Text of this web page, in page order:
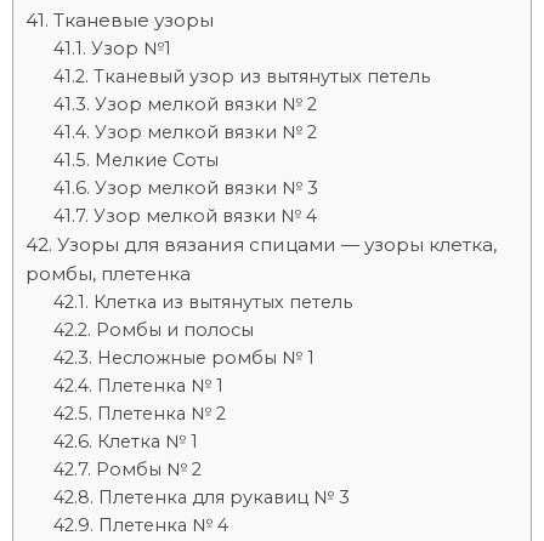
Тканевые узоры
Узор №1
Тканевый узор из вытянутых петель
Узор мелкой вязки № 2
Узор мелкой вязки № 2
Мелкие Соты
Узор мелкой вязки № 3
Узор мелкой вязки № 4
Узоры для вязания спицами — узоры клетка,
ромбы, плетенка
Клетка из вытянутых петель
Ромбы и полосы
Несложные ромбы № 1
Плетенка № 1
Плетенка № 2
Клетка № 1
Ромбы № 2
Плетенка для рукавиц № 3
Плетенка № 4